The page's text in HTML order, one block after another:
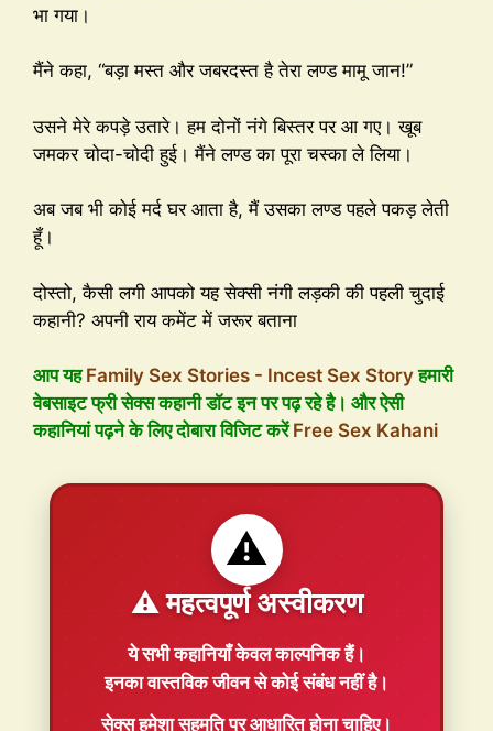
भा गया।
मैंने कहा, “बड़ा मस्त और जबरदस्त है तेरा लण्ड मामू जान!”
उसने मेरे कपड़े उतारे। हम दोनों नंगे बिस्तर पर आ गए। खूब
जमकर चोदा-चोदी हुई। मैंने लण्ड का पूरा चस्का ले लिया।
अब जब भी कोई मर्द घर आता है, मैं उसका लण्ड पहले पकड़ लेती
हूँ।
दोस्तो, कैसी लगी आपको यह सेक्सी नंगी लड़की की पहली चुदाई
कहानी? अपनी राय कमेंट में जरूर बताना
आप यहFamily Sex Stories - Incest Sex Storyहमारी
वेबसाइट फ्री सेक्स कहानी डॉट इन पर पढ़ रहे है। और ऐसी
कहानियां पढ़ने के लिए दोबारा विजिट करेंFree Sex Kahani
⚠️
⚠️ महत्वपूर्ण अस्वीकरण
ये सभी कहानियाँकेवल काल्पनिकहैं।
इनका वास्तविक जीवन से कोई संबंध नहीं है।
सेक्स हमेशासहमतिपर आधारित होना चाहिए।